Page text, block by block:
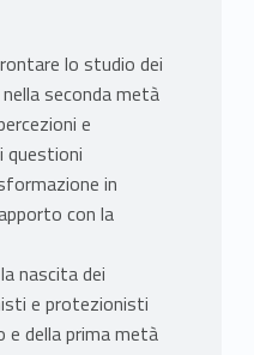
lo studio dei
seconda metà
e
questioni
in
con la
nascita dei
e protezionisti
e della prima metà